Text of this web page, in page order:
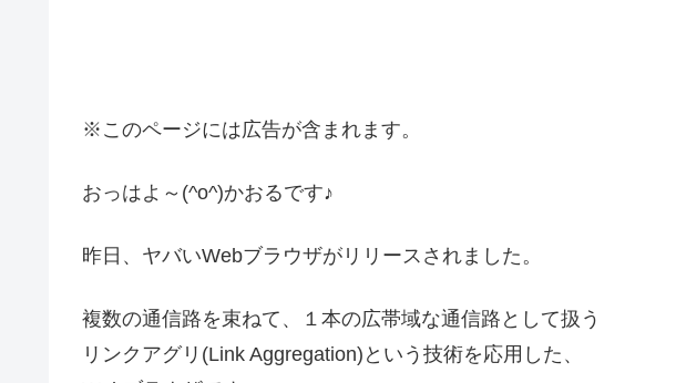
※このページには広告が含まれます。
おっはよ～(^o^)かおるです♪
昨日、ヤバいWebブラウザがリリースされました。
複数の通信路を束ねて、１本の広帯域な通信路として扱う
リンクアグリ(Link Aggregation)という技術を応用した、